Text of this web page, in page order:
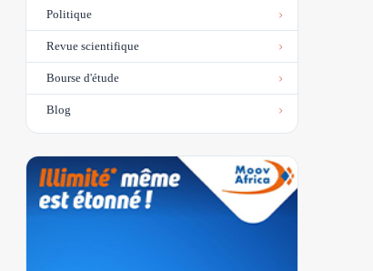
Politique
Revue scientifique
Bourse d'étude
Blog